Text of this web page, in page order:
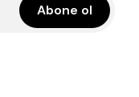
Abone ol